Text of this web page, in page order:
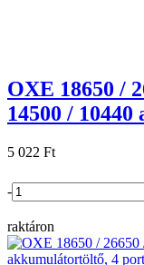
OXE 18650 /
14500 /
5 022 Ft
-
raktáron